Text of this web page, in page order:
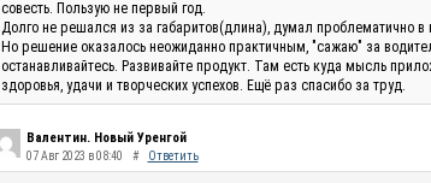
совесть. Пользую не первый год.
Долго не решался из за габаритов(длина), думал проблематично
Но решение оказалось неожиданно практичным, "сажаю" за
останавливайтесь. Развивайте продукт. Там есть куда мысль
здоровья, удачи и творческих успехов. Ещё раз спасибо за труд.
Валентин. Новый Уренгой
07 Авг 2023 в 08:40 # Ответить